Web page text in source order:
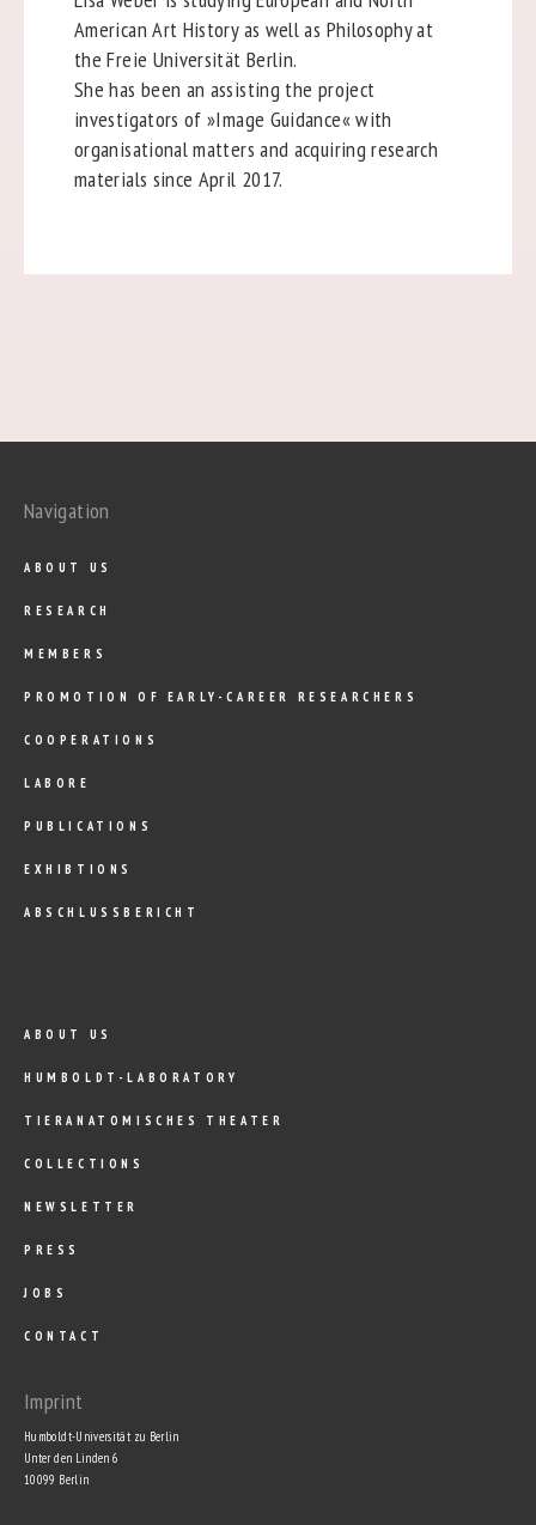
American Art History as well as Philosophy at
the Freie Universität Berlin.
She has been an assisting the project
investigators of »Image Guidance« with
organisational matters and acquiring research
materials since April 2017.
Navigation
ABOUT US
RESEARCH
MEMBERS
PROMOTION OF EARLY-CAREER RESEARCHERS
COOPERATIONS
LABORE
PUBLICATIONS
EXHIBTIONS
ABSCHLUSSBERICHT
ABOUT US
HUMBOLDT-LABORATORY
TIERANATOMISCHES THEATER
COLLECTIONS
NEWSLETTER
PRESS
JOBS
CONTACT
Imprint
Humboldt-Universität zu Berlin
Unter den Linden 6
10099 Berlin